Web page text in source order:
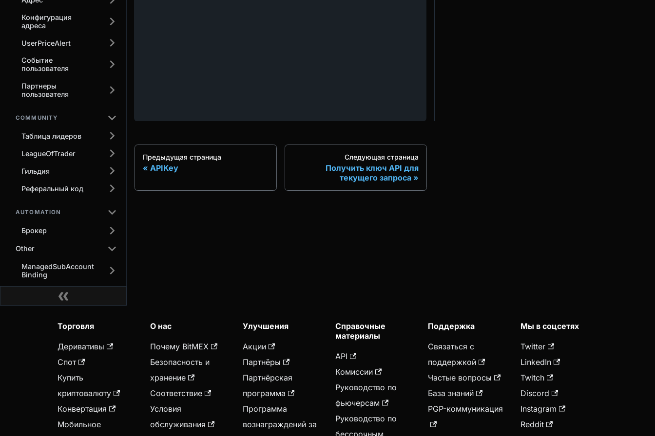
Конфигурация
адреса
UserPriceAlert
Событие
пользователя
Партнеры
пользователя
COMMUNITY
Таблица лидеров
LeagueOfTrader
Гильдия
Реферальный код
AUTOMATION
Брокер
Other
ManagedSubAccount
Binding
Предыдущая страница
APIKey
Следующая страница
Получить ключ API для
текущего запроса
Торговля
Деривативы
Спот
Купить
криптовалюту
Конвертация
Мобильное
О нас
Почему BitMEX
Безопасность и
хранение
Соответствие
Условия
обслуживания
Улучшения
Акции
Партнёры
Партнёрская
программа
Программа
вознаграждений за
Справочные
материалы
API
Комиссии
Руководство по
фьючерсам
Руководство по
Поддержка
Связаться с
поддержкой
Частые вопросы
База знаний
PGP-коммуникация
Мы в соцсетях
Twitter
LinkedIn
Twitch
Discord
Instagram
Reddit